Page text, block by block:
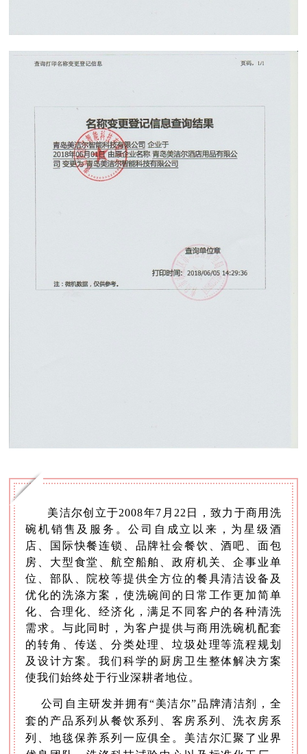
美洁尔创立于2008年7月22日，致力于商用洗
碗机销售及服务。公司自成立以来，为星级酒
店、国际快餐连锁、品牌社会餐饮、酒吧、面包
房、大型食堂、航空船舶、政府机关、企事业单
位、部队、院校等提供全方位的餐具清洁设备及
优化的洗涤方案，使洗碗间的日常工作更加简单
化、合理化、经济化，满足不同客户的各种清洗
需求。与此同时，为客户提供与商用洗碗机配套
的转角、传送、分类处理、垃圾处理等流程规划
及设计方案。我们科学的厨房卫生整体解决方案
使我们始终处于行业深耕者地位。
公司自主研发并拥有“美洁尔”品牌清洁剂，全
套的产品系列从餐饮系列、客房系列、洗衣房系
列、地毯保养系列一应俱全。美洁尔汇聚了业界